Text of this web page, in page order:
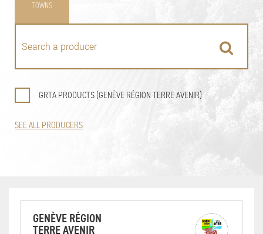
TOWNS
GRTA PRODUCTS (GENÈVE RÉGION TERRE AVENIR)
SEE ALL PRODUCERS
GENÈVE RÉGION
TERRE AVENIR